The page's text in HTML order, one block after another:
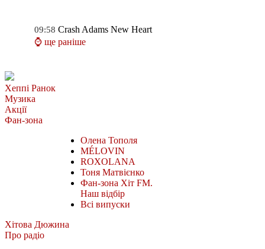
09:58 Crash Adams New Heart
⌚ ще раніше
Хеппі Ранок
Музика
Акції
Фан-зона
Олена Тополя
MÉLOVIN
ROXOLANA
Тоня Матвієнко
Фан-зона Хіт FM.
Наш відбір
Всі випуски
Хітова Дюжина
Про радіо